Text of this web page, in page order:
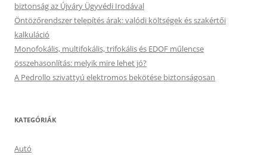
biztonság az Újváry Ügyvédi Irodával
Öntözőrendszer telepítés árak: valódi költségek és szakértői
kalkuláció
Monofokális, multifokális, trifokális és EDOF műlencse
összehasonlítás: melyik mire lehet jó?
A Pedrollo szivattyú elektromos bekötése biztonságosan
KATEGÓRIÁK
Autó